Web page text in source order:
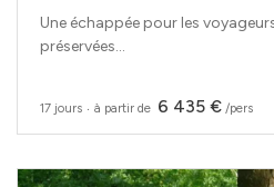
Une échappée pour les
préservées...
17 jours ‧ à partir de 6 435 € /pers